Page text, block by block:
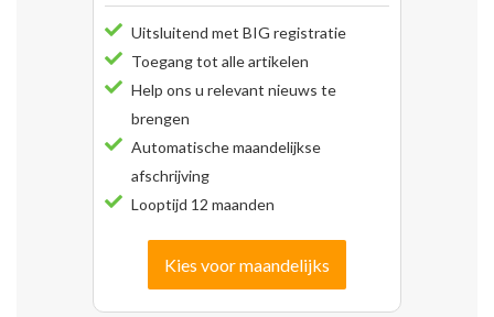
Uitsluitend met BIG registratie
Toegang tot alle artikelen
Help ons u relevant nieuws te
brengen
Automatische maandelijkse
afschrijving
Looptijd 12 maanden
Kies voor maandelijks